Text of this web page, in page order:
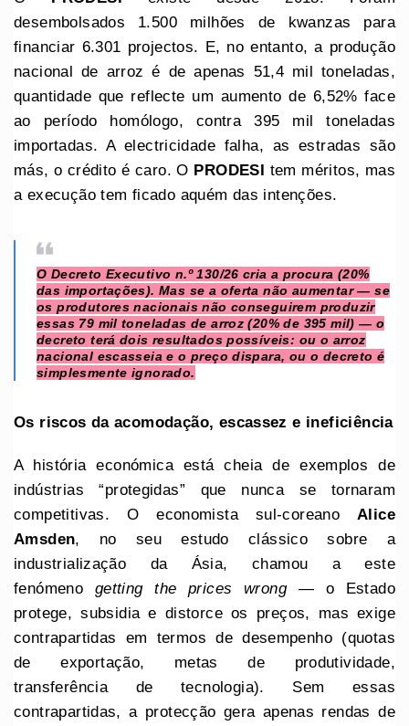
desembolsados 1.500 milhões de kwanzas para
financiar 6.301 projectos. E, no entanto, a produção
nacional de arroz é de apenas 51,4 mil toneladas,
quantidade que reflecte um aumento de 6,52% face
ao período homólogo, contra 395 mil toneladas
importadas. A electricidade falha, as estradas são
más, o crédito é caro. O PRODESI
tem méritos, mas
a execução tem ficado aquém das intenções.
O Decreto Executivo n.º 130/26 cria a procura (20%
das importações). Mas se a oferta não aumentar — se
os produtores nacionais não conseguirem produzir
essas 79 mil toneladas de arroz (20% de 395 mil) — o
decreto terá dois resultados possíveis: ou o arroz
nacional escasseia e o preço dispara, ou o decreto é
simplesmente ignorado.
Os riscos daacomodação, escassez e ineficiência
A história económica está cheia de exemplos de
indústrias “protegidas” que nunca se tornaram
competitivas. O economista sul-coreano Alice
Amsden, no seu estudo clássico sobre a
industrialização da Ásia, chamou a este
fenómeno getting the prices wrong— o Estado
protege, subsidia e distorce os preços, mas exige
contrapartidas em termos de desempenho (quotas
de exportação, metas de produtividade,
transferência de tecnologia). Sem essas
contrapartidas, a protecção gera apenas rendas de